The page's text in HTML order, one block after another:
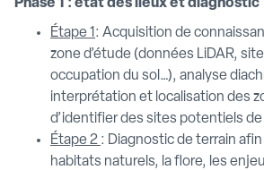
Phase 1 : état des lieux et diagnostic
Étape 1 : Acquisition de
zone d’étude (données LiDAR,
occupation du sol…), analyse
interprétation et localisation des
d’identifier des sites potentiels
Étape 2 : Diagnostic de terrain
habitats naturels, la flore, les